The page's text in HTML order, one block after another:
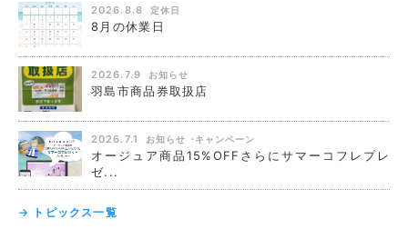
2026.8.8 定休日
8月の休業日
2026.7.9 お知らせ
羽島市商品券取扱店
2026.7.1 お知らせ キャンペーン
オージュア商品15%OFFさらにサマーコフレプレ
ゼ...
→ トピックス一覧